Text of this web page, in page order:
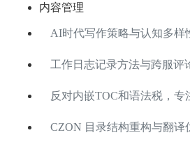
内容管理
AI时代写作策略与认知多样
工作日志记录方法与跨服评
反对内嵌TOC和语法税，专
CZON 目录结构重构与翻译